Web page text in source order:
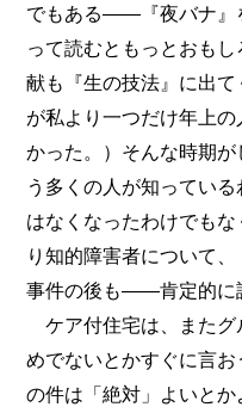
でもある――『夜バナ』
って読むともっとおも
献も『生の技法』に出
が私より一つだけ年上
かった。）そんな時期
う多くの人が知ってい
はなくなったわけでも
り知的障害者について
事件の後も――肯定的に
ケア付住宅は、またグ
めでないとかすぐに言
の件は「絶対」よいと